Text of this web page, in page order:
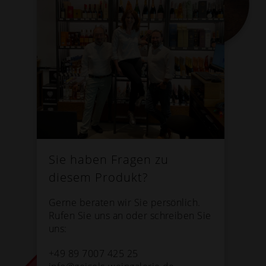
Sie haben Fragen zu
diesem Produkt?
Gerne beraten wir Sie persönlich.
Rufen Sie uns an oder schreiben Sie
uns:
+49 89 7007 425 25